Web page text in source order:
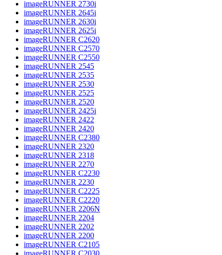
imageRUNNER 2730i
imageRUNNER 2645i
imageRUNNER 2630i
imageRUNNER 2625i
imageRUNNER C2620
imageRUNNER C2570
imageRUNNER C2550
imageRUNNER 2545
imageRUNNER 2535
imageRUNNER 2530
imageRUNNER 2525
imageRUNNER 2520
imageRUNNER 2425i
imageRUNNER 2422
imageRUNNER 2420
imageRUNNER C2380
imageRUNNER 2320
imageRUNNER 2318
imageRUNNER 2270
imageRUNNER C2230
imageRUNNER 2230
imageRUNNER C2225
imageRUNNER C2220
imageRUNNER 2206N
imageRUNNER 2204
imageRUNNER 2202
imageRUNNER 2200
imageRUNNER C2105
imageRUNNER C2030